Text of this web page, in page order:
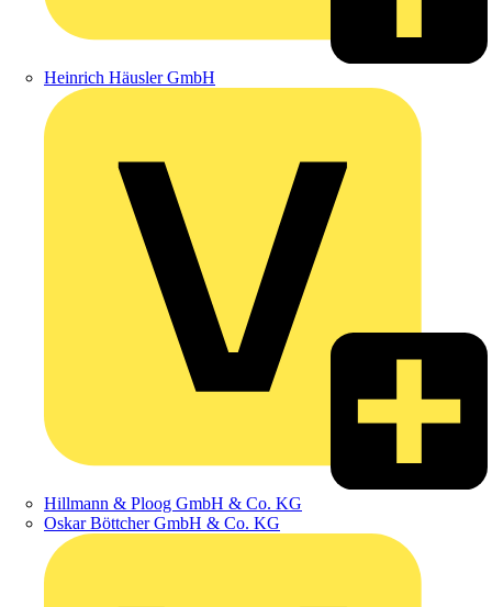
Heinrich Häusler GmbH
Hillmann & Ploog GmbH & Co. KG
Oskar Böttcher GmbH & Co. KG